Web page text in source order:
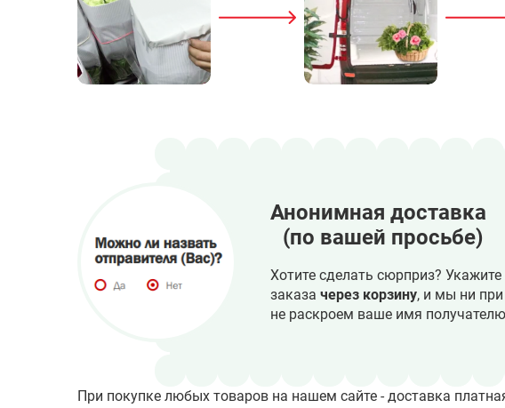
Анонимная доставка
(по вашей просьбе)
Хотите сделать сюрприз?
заказа через корзину, и мы ни при
не раскроем ваше имя
При покупке любых товаров на нашем сайте - доставка